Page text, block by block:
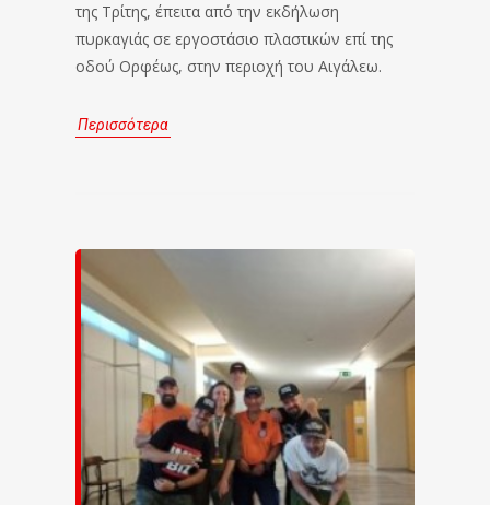
της Τρίτης, έπειτα από την εκδήλωση
πυρκαγιάς σε εργοστάσιο πλαστικών επί της
οδού Ορφέως, στην περιοχή του Αιγάλεω.
Περισσότερα